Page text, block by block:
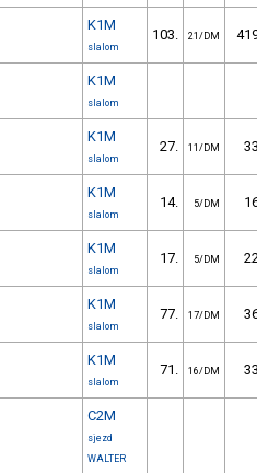
K1M
slalom
103. 21/DM
K1M
slalom
K1M
slalom
27. 11/DM
K1M
slalom
14. 5/DM
K1M
slalom
17. 5/DM
K1M
slalom
77. 17/DM
K1M
slalom
71. 16/DM
C2M
sjezd
WALTER